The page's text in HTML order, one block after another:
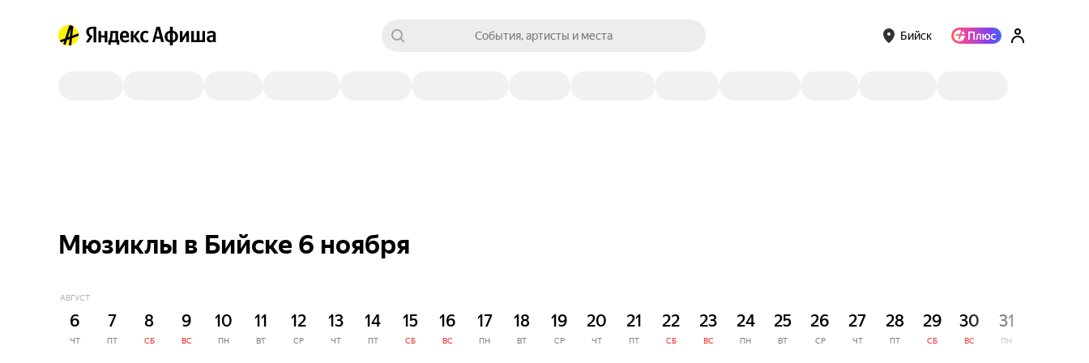
События, артисты и места Бийск
Мюзиклы в Бийске 6 ноября
АВГУСТ
6
ЧТ
7
ПТ
8
СБ
9
ВС
10
ПН
11
ВТ
12
СР
13
ЧТ
14
ПТ
15
СБ
16
ВС
17
ПН
18
ВТ
19
СР
20
ЧТ
21
ПТ
22
СБ
23
ВС
24
ПН
25
ВТ
26
СР
27
ЧТ
28
ПТ
29
СБ
30
ВС
31
ПН